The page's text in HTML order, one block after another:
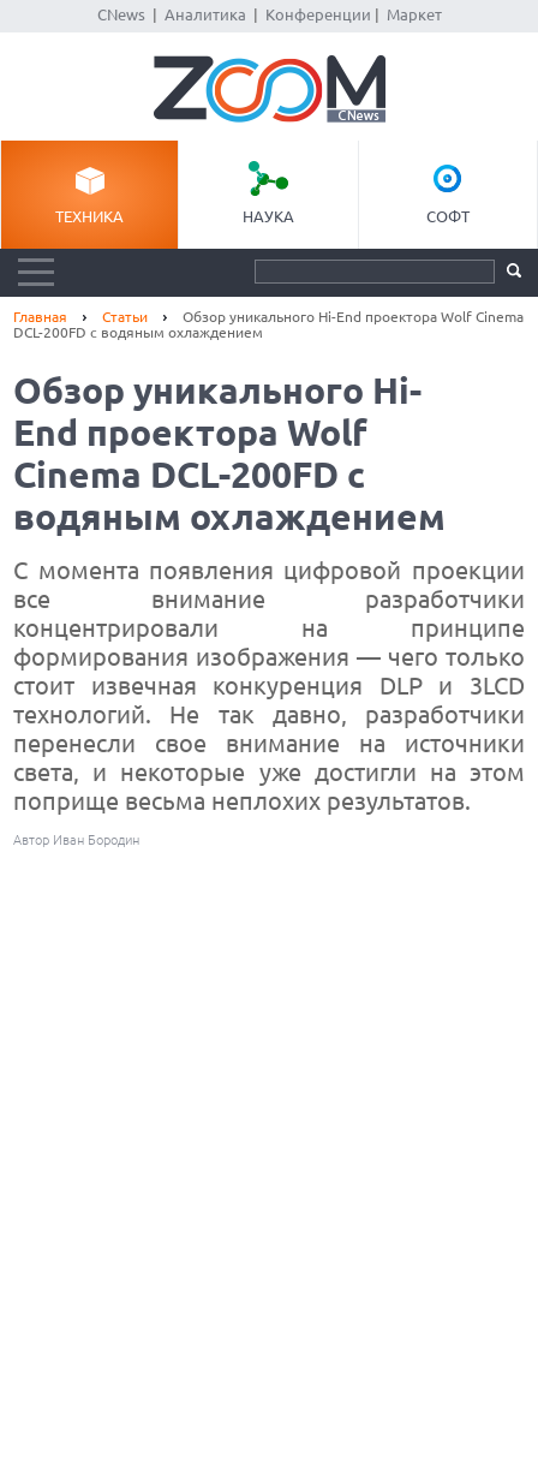
CNews| Аналитика Конференции Маркет
ТЕХНИКА НАУКА СОФТ
Главная Статьи
Обзор уникального Hi-End проектора Wolf Cinema
DCL-200FD с водяным охлаждением
Обзор уникального Hi-
End проектора Wolf
Cinema DCL-200FD с
водяным охлаждением
С момента появления цифровой проекции
все внимание разработчики
концентрировали на принципе
формирования изображения — чего только
стоит извечная конкуренция DLP и 3LCD
технологий. Не так давно, разработчики
перенесли свое внимание на источники
света, и некоторые уже достигли на этом
поприще весьма неплохих результатов.
Автор Иван Бородин